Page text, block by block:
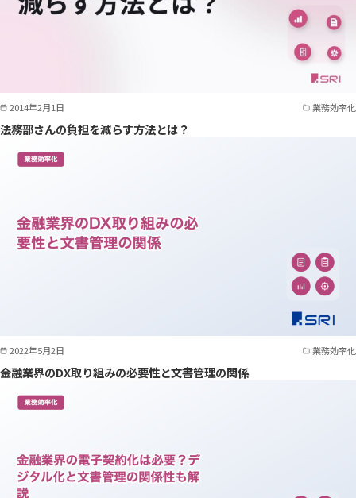
2014年2月1日 業務効率化
法務部さんの負担を減らす方法とは？
2022年5月2日 業務効率化
金融業界のDX取り組みの必要性と文書管理の関係